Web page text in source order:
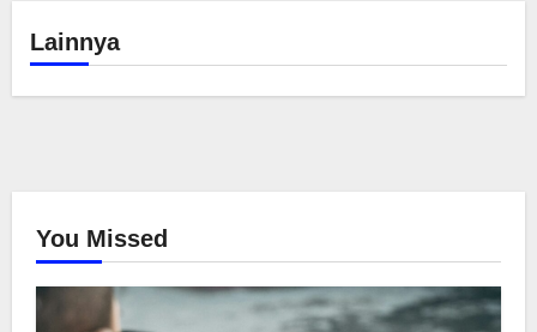
Lainnya
You Missed